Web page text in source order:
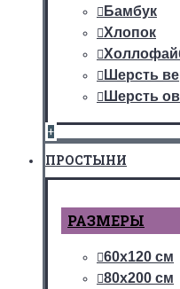
Бамбук
Хлопок
Шерсть
Шерсть
+
ПРОСТЫНИ
РАЗМЕРЫ
60х120 см
80х200 см